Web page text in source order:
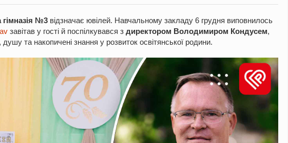
гімназія №3 відзначає ювілей. Навчальному закладу 6 грудня виповнилось
завітав у гості й поспілкувався з директором Володимиром Кондусем,
та накопичені знання у розвиток освітянської родини.